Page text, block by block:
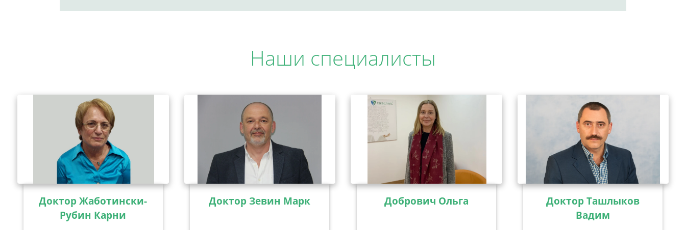
Наши специалисты
Доктор Жаботински-
Рубин Карни
Доктор Зевин Марк Добрович Ольга
Доктор Ташлыков
Вадим